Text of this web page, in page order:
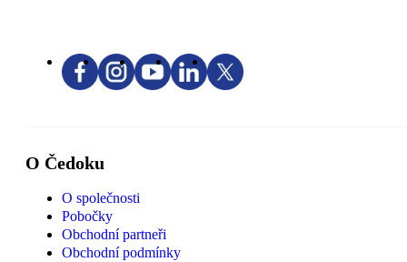
O Čedoku
O společnosti
Pobočky
Obchodní partneři
Obchodní podmínky